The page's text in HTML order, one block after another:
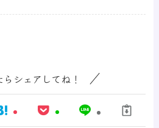
らシェアしてね！